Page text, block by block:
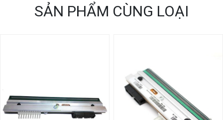
SẢN PHẨM CÙNG LOẠI